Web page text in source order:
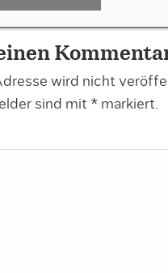
wird nicht
sind mit * markiert.